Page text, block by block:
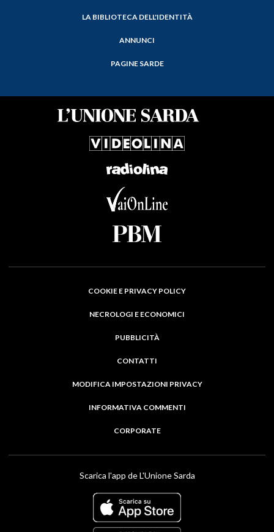
LA BIBLIOTECA DELL'IDENTITÀ
ANNUNCI
PAGINE SARDE
COOKIE E PRIVACY POLICY
NECROLOGI E ECONOMICI
PUBBLICITÀ
CONTATTI
MODIFICA IMPOSTAZIONI PRIVACY
INFORMATIVA COMMENTI
CORPORATE
Scarica l'app de L'Unione Sarda